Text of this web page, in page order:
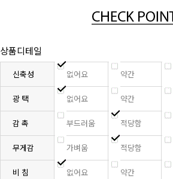
상품디테일
신축성 없어요 약간
광 택 없어요 약간
감 촉 부드러움 적당함
무게감 가벼움 적당함
비 침 없어요 약간